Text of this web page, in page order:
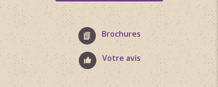
Brochures
Votre avis